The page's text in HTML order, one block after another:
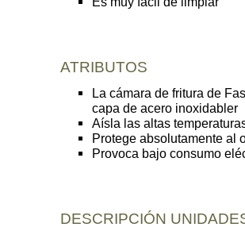
ATRIBUTOS
La cámara de fritura de
capa de acero inoxidabler
Aísla las altas
Protege absolutamente al
Provoca bajo consumo
DESCRIPCIÓN